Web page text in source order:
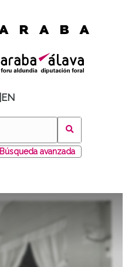
EN
Búsqueda avanzada